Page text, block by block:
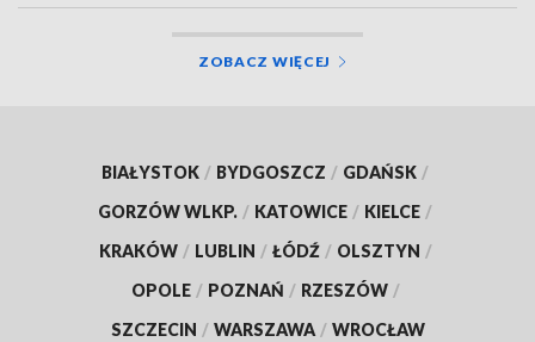
ZOBACZ WIĘCEJ
BIAŁYSTOK / BYDGOSZCZ / GDAŃSK /
GORZÓW WLKP. / KATOWICE / KIELCE /
KRAKÓW / LUBLIN / ŁÓDŹ / OLSZTYN /
OPOLE / POZNAŃ / RZESZÓW /
SZCZECIN / WARSZAWA / WROCŁAW